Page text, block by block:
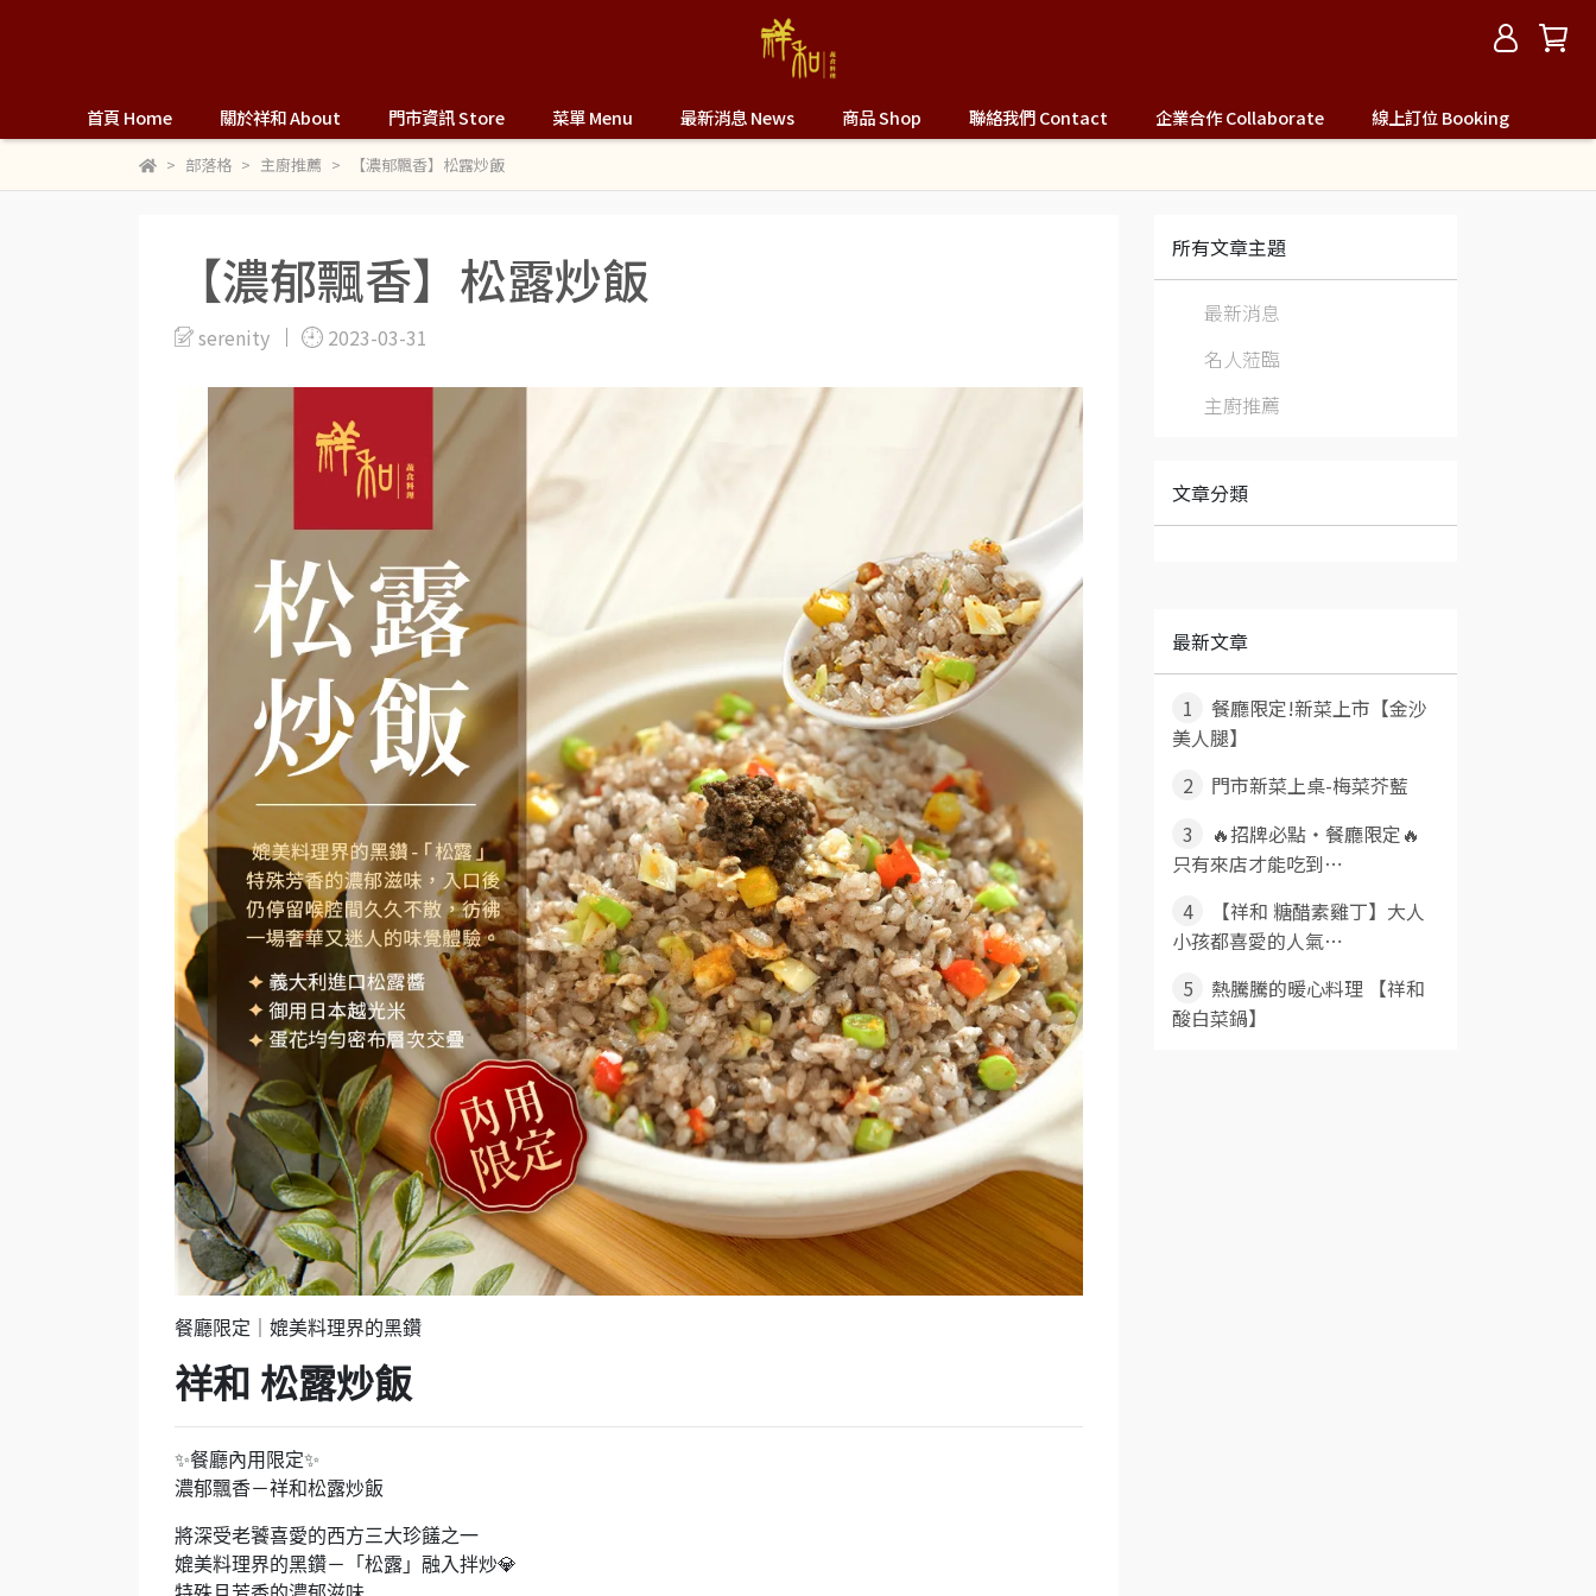
首頁 Home 關於祥和 About 門市資訊 Store 菜單 Menu 最新消息 News 商品 Shop 聯絡我們 Contact 企業合作 Collaborate 線上訂位 Booking
部落格 主廚推薦 【濃郁飄香】松露炒飯
【濃郁飄香】松露炒飯
serenity 2023-03-31
餐廳限定｜媲美料理界的黑鑽
祥和 松露炒飯
✨餐廳內用限定✨
濃郁飄香－祥和松露炒飯
將深受老饕喜愛的西方三大珍饈之一
媲美料理界的黑鑽－「松露」融入拌炒💎
所有文章主題
最新消息
名人蒞臨
主廚推薦
文章分類
最新文章
1
餐廳限定!新菜上市【金沙
美人腿】
2
門市新菜上桌-梅菜芥藍
3
🔥招牌必點・餐廳限定🔥
只有來店才能吃到⋯
4
【祥和 糖醋素雞丁】大人
小孩都喜愛的人氣⋯
5
熱騰騰的暖心料理 【祥和
酸白菜鍋】